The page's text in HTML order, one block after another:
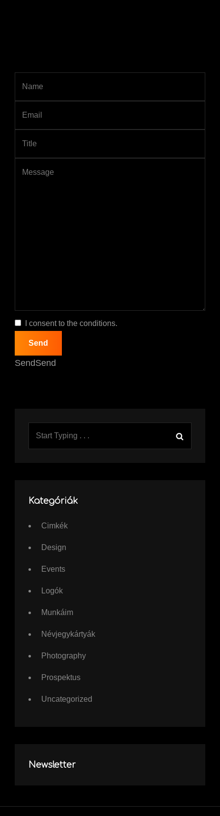
I consent to the conditions.
SendSend
Kategóriák
Cimkék
Design
Events
Logók
Munkáim
Névjegykártyák
Photography
Prospektus
Uncategorized
Newsletter